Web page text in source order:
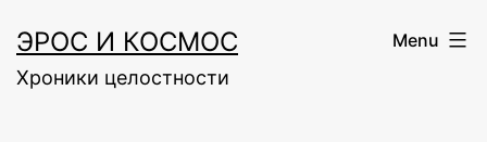
to
content
ЭРОС И КОСМОС
Хроники целостности
Menu